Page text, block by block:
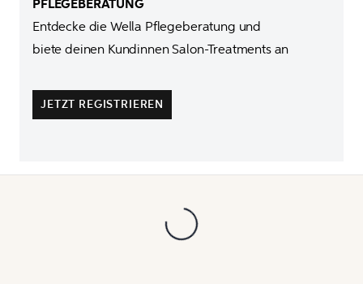
PFLEGEBERATUNG
Entdecke die Wella Pflegeberatung und
biete deinen Kundinnen Salon-Treatments an
JETZT REGISTRIEREN